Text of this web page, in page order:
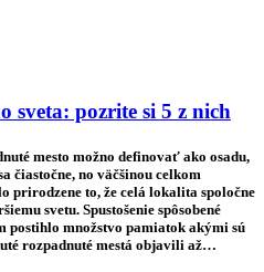
sveta: pozrite si 5 z nich
mesto možno definovať ako osadu,
čiastočne, no väčšinou celkom
prirodzene to, že celá lokalita spoločne
svetu. Spustošenie spôsobené
množstvo pamiatok akými sú
rozpadnuté mestá objavili až…